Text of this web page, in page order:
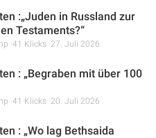
:„Juden in Russland zur
Testaments?“
41 Klicks 27. Juli 2026
: „Begraben mit über 100
41 Klicks 20. Juli 2026
: „Wo lag Bethsaida